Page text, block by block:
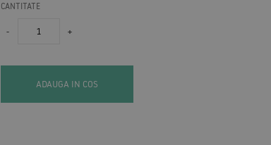
CANTITATE
- +
ADAUGA IN COS